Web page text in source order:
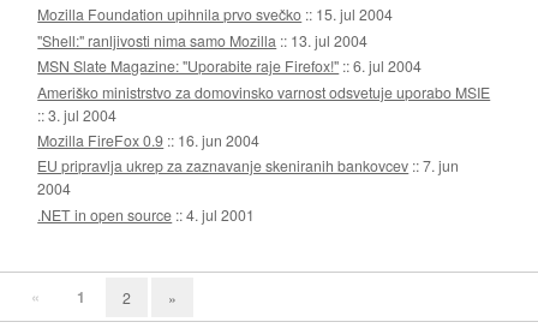
Mozilla Foundation upihnila prvo svečko :: 15. jul 2004
"Shell:" ranljivosti nima samo Mozilla :: 13. jul 2004
MSN Slate Magazine: "Uporabite raje Firefox!" ::6. jul 2004
Ameriško ministrstvo za domovinsko varnost odsvetuje uporabo MSIE
::3. jul 2004
Mozilla FireFox 0.9 :: 16. jun 2004
EU pripravlja ukrep za zaznavanje skeniranih bankovcev ::7. jun
2004
.NET in open source ::4. jul 2001
« 1 2 »